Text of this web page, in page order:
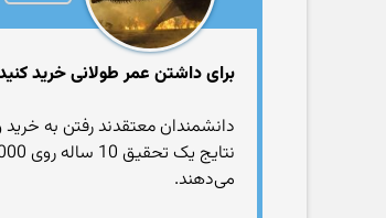
برای داشتن عمر طولانی خرید
دانشمندان معتقدند رفتن به
می‌دهند.